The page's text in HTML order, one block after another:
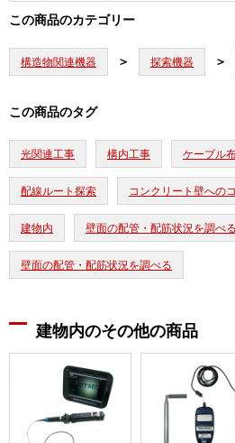
この商品のカテゴリー
構造物関連機器 探索機器
この商品のタグ
光関連工事 構内工事 ケーブル
配線ルート探索 コンクリート壁への
建物内 壁面の配管・配筋状況を調べる
壁面の配管・配筋状況を調べる
建物内のその他の商品